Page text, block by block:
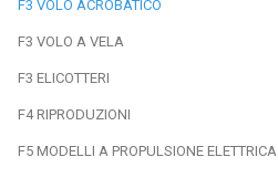
F3 VOLO ACROBATICO
F3 VOLO A VELA
F3 ELICOTTERI
F4 RIPRODUZIONI
F5 MODELLI A PROPULSIONE ELETTRICA